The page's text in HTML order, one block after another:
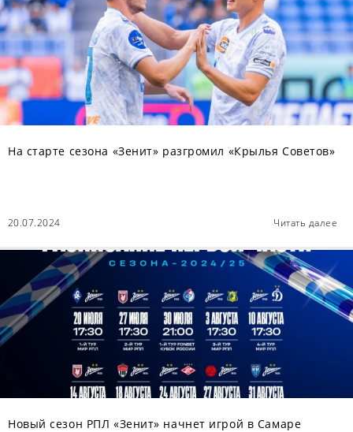
На старте сезона «Зенит» разгромил «Крылья Советов»
20.07.2024 Читать далее
Новый сезон РПЛ «Зенит» начнет игрой в Самаре